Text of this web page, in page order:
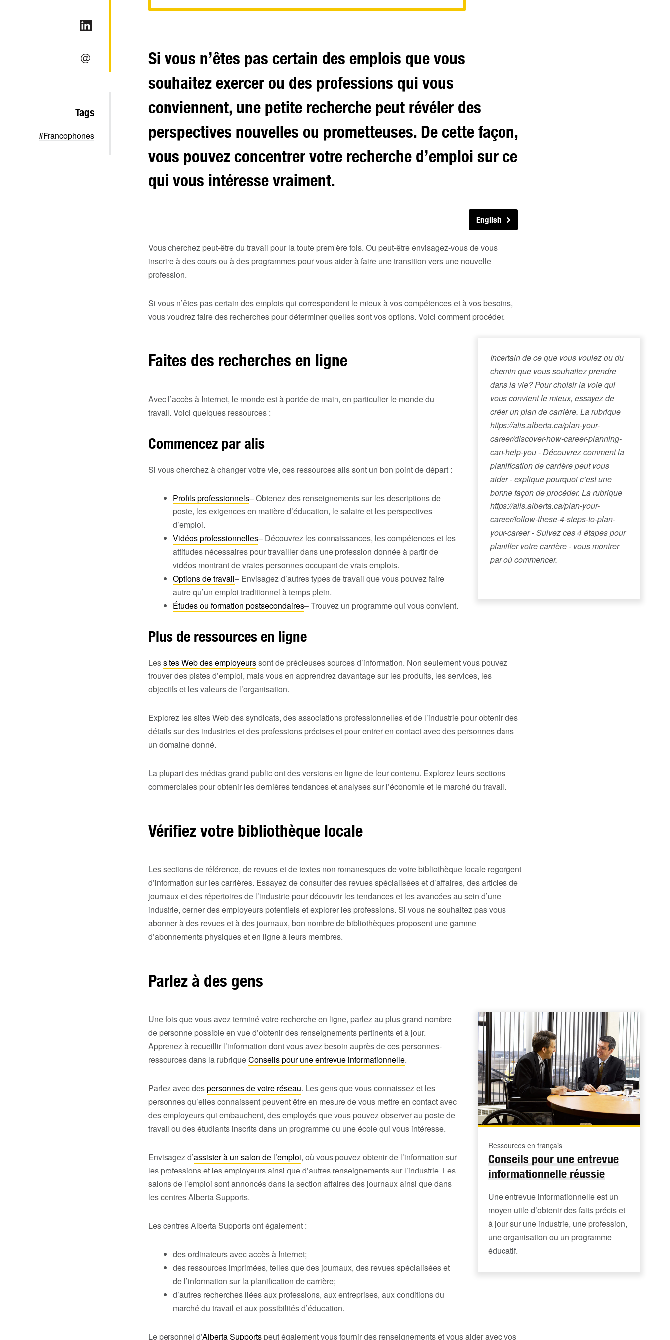
Tags
#Francophones
Si vous n’êtes pas certain des emplois que vous
souhaitez exercer ou des professions qui vous
conviennent, une petite recherche peut révéler des
perspectives nouvelles ou prometteuses. De cette façon,
vous pouvez concentrer votre recherche d’emploi sur ce
qui vous intéresse vraiment.
English
Vous cherchez peut-être du travail pour la toute première fois. Ou peut-être envisagez-vous de vous
inscrire à des cours ou à des programmes pour vous aider à faire une transition vers une nouvelle
profession.
Si vous n’êtes pas certain des emplois qui correspondent le mieux à vos compétences et à vos besoins,
vous voudrez faire des recherches pour déterminer quelles sont vos options. Voici comment procéder.
Incertain de ce que vous voulez ou du
chemin que vous souhaitez prendre
dans la vie? Pour choisir la voie qui
vous convient le mieux, essayez de
créer un plan de carrière. La rubrique
https://alis.alberta.ca/plan-your-
career/discover-how-career-planning-
can-help-you - Découvrez comment la
planification de carrière peut vous
aider - explique pourquoi c’est une
bonne façon de procéder. La rubrique
https://alis.alberta.ca/plan-your-
career/follow-these-4-steps-to-plan-
your-career - Suivez ces 4 étapes pour
planifier votre carrière - vous montrer
par où commencer.
Faites des recherches en ligne
Avec l’accès à Internet, le monde est à portée de main, en particulier le monde du
travail. Voici quelques ressources :
Commencez par alis
Si vous cherchez à changer votre vie, ces ressources alis sont un bon point de départ :
Profils professionnels– Obtenez des renseignements sur les descriptions de
poste, les exigences en matière d’éducation, le salaire et les perspectives
d’emploi.
Vidéos professionnelles– Découvrez les connaissances, les compétences et les
attitudes nécessaires pour travailler dans une profession donnée à partir de
vidéos montrant de vraies personnes occupant de vrais emplois.
Options de travail– Envisagez d’autres types de travail que vous pouvez faire
autre qu’un emploi traditionnel à temps plein.
Études ou formation postsecondaires– Trouvez un programme qui vous convient.
Plus de ressources en ligne
Lessites Web des employeurssont de précieuses sources d’information. Non seulement vous pouvez
trouver des pistes d’emploi, mais vous en apprendrez davantage sur les produits, les services, les
objectifs et les valeurs de l’organisation.
Explorez lessites Web des syndicats, des associations professionnelles et de l’industrie pour obtenir des
détails sur des industries et des professions précises et pour entrer en contact avec des personnes dans
un domaine donné.
La plupart des médias grand public ont des versions en ligne de leur contenu. Explorez leurs sections
commerciales pour obtenir les dernières tendances et analyses sur l’économie et le marché du travail.
Vérifiez votre bibliothèque locale
Les sections de référence, de revues et de textes non romanesques de votrebibliothèque locale regorgent
d’information sur les carrières. Essayez de consulter des revues spécialisées et d’affaires, des articles de
journaux et des répertoires de l’industrie pour découvrir les tendances et les avancées au sein d’une
industrie, cerner des employeurs potentiels et explorer les professions. Si vous ne souhaitez pas vous
abonner à des revues et à des journaux, bon nombre de bibliothèques proposent une gamme
d’abonnements physiques et en ligne à leurs membres.
Parlez à des gens
Ressources en français
Conseils pour une entrevue
informationnelle réussie
Une entrevue informationnelle est un
moyen utile d’obtenir des faits précis et
à jour sur une industrie, une profession,
une organisation ou un programme
éducatif.
Une fois que vous avez terminé votre recherche en ligne, parlez au plus grand nombre
de personne possible en vue d’obtenir des renseignements pertinents et à jour.
Apprenez à recueillir l’information dont vous avez besoin auprès de ces personnes-
ressources dans la rubriqueConseils pour une entrevue informationnelle.
Parlez avec despersonnes de votre réseau. Les gens que vous connaissez et les
personnes qu’elles connaissent peuvent être en mesure de vous mettre en contact avec
des employeurs qui embauchent, des employés que vous pouvez observer au poste de
travail ou des étudiants inscrits dans un programme ou une école qui vous intéresse.
Envisagez d’assister à un salon de l’emploi, où vous pouvez obtenir de l’information sur
les professions et les employeurs ainsi que d’autres renseignements sur l’industrie. Les
salons de l’emploi sont annoncés dans la section affaires des journaux ainsi que dans
les centres Alberta Supports.
Les centres Alberta Supports ont également :
des ordinateurs avec accès à Internet;
des ressources imprimées, telles que des journaux, des revues spécialisées et
de l’information sur la planification de carrière;
d’autres recherches liées aux professions, aux entreprises, aux conditions du
marché du travail et aux possibilités d’éducation.
Le personnel d’Alberta Supports peut également vous fournir des renseignements et vous aider avec vos